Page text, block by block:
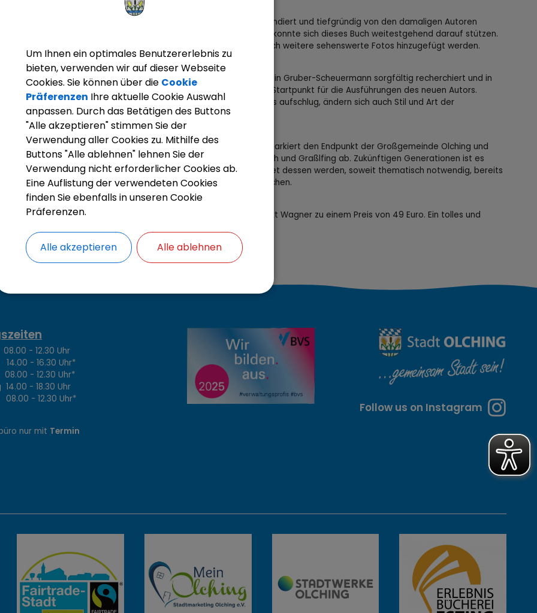
die Geschichte bis Ende der 1980er Jahre bereits kompetent, fundiert und tiefgründig von den damaligen Autoren
Bauer, Tobias Weger und Fritz Scherer aufgearbeitet worden war, konnte sich dieses Buch weitestgehend darauf stützen.
Weger überarbeitete die ursprünglichen Texte und es konnten noch weitere sehenswerte Fotos hinzugefügt werden.
ab 1978 wurden von Werner Dreher mit Unterstützung von Christin Gruber-Scheuermann sorgfältig recherchiert und in
dargelegt. Plausibel schien das Jahr der Gebietsreform als Startpunkt für die Ausführungen des neuen Autors.
wie die Gebietsreform ein neues Kapitel in der Geschichte Olchings aufschlug, ändern sich auch Stil und Art der
ab 1978 in diesem Buch.
Chronik endet mit der Stadterhebung im Jahr 2011. Dieses Jahr markiert den Endpunkt der Großgemeinde Olching und
damit die Geschichte der Gemeinden Olching, Esting, Geiselbullach und Graßlfing ab. Zukünftigen Generationen ist es
die Geschichte der Stadt Olching zu erzählen. Ungeachtet dessen werden, soweit thematisch notwendig, bereits
Buch einige Ausblicke gegeben, die über das Jahr 2011 hinausreichen.
wird die neue Chronik im Rathaus an der Kasse und bei Treffpunkt Wagner zu einem Preis von 49 Euro. Ein tolles und
Geschenk, das in keinem Olchinger Bücherregal fehlen sollte.
- 12.30 Uhr
- 16.30 Uhr*
- 12.30 Uhr*
- 18.30 Uhr
- 12.30 Uhr*
nur mit Termin
Follow us on Instagram
Um Ihnen ein optimales Benutzererlebnis zu
bieten, verwenden wir auf dieser Webseite
Cookies. Sie können über die Cookie
Präferenzen Ihre aktuelle Cookie Auswahl
anpassen. Durch das Betätigen des Buttons
"Alle akzeptieren" stimmen Sie der
Verwendung aller Cookies zu. Mithilfe des
Buttons "Alle ablehnen" lehnen Sie der
Verwendung nicht erforderlicher Cookies ab.
Eine Auflistung der verwendeten Cookies
finden Sie ebenfalls in unseren Cookie
Präferenzen.
Alle akzeptieren Alle ablehnen